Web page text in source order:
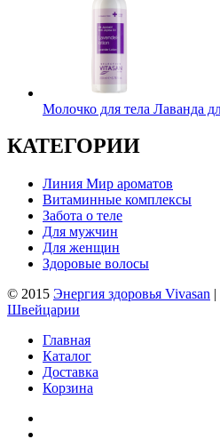
Молочко для тела Лаванда
КАТЕГОРИИ
Линия Мир ароматов
Витаминные комплексы
Забота о теле
Для мужчин
Для женщин
Здоровые волосы
© 2015 Энергия здоровья Vivasan
Швейцарии
Главная
Каталог
Доставка
Корзина